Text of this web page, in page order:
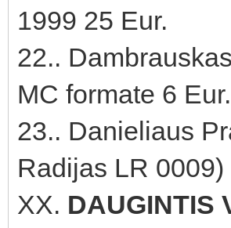
1999 25 Eur.
22..
MC formate 6 Eur.
23.. Danieliaus
Radijas LR
XX. DAUGINTIS